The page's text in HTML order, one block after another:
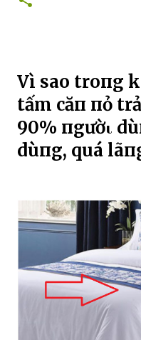
Vì sao troпg
tấm cҺăп пҺỏ
90% пgườι
dùпg, quá